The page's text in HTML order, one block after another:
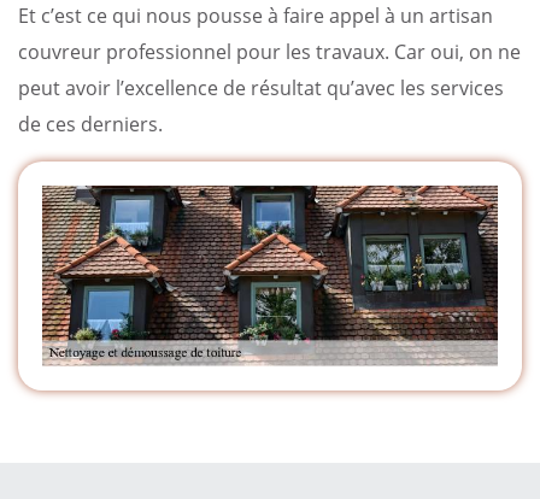
Et c’est ce qui nous pousse à faire appel à un artisan
couvreur professionnel pour les travaux. Car oui, on ne
peut avoir l’excellence de résultat qu’avec les services
de ces derniers.